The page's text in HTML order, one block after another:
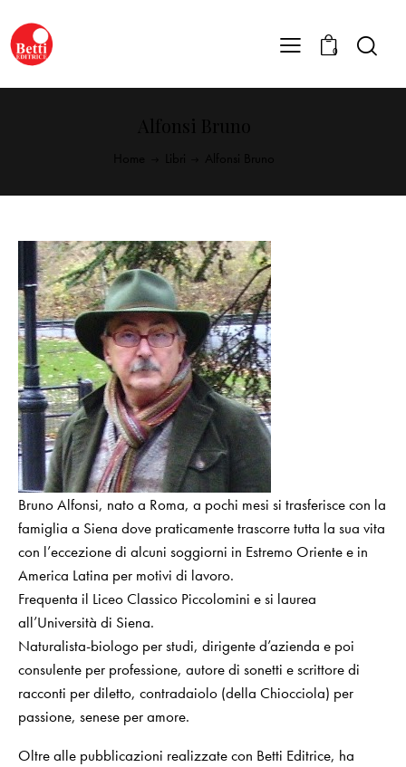
0
Bruno Alfonsi, nato a Roma, a pochi mesi si trasferisce con la
famiglia a Siena dove praticamente trascorre tutta la sua vita
con l’eccezione di alcuni soggiorni in Estremo Oriente e in
America Latina per motivi di lavoro.
Frequenta il Liceo Classico Piccolomini e si laurea
all’Università di Siena.
Naturalista-biologo per studi, dirigente d’azienda e poi
consulente per professione, autore di sonetti e scrittore di
racconti per diletto, contradaiolo (della Chiocciola) per
passione, senese per amore.
Oltre alle pubblicazioni realizzate con Betti Editrice, ha